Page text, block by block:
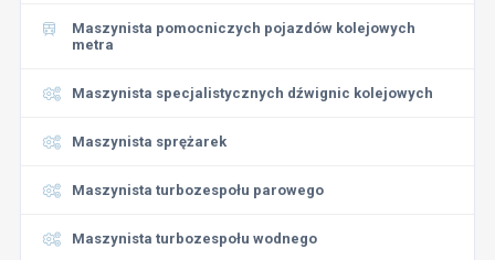
Maszynista pomocniczych pojazdów kolejowych
metra
Maszynista specjalistycznych dźwignic kolejowych
Maszynista sprężarek
Maszynista turbozespołu parowego
Maszynista turbozespołu wodnego